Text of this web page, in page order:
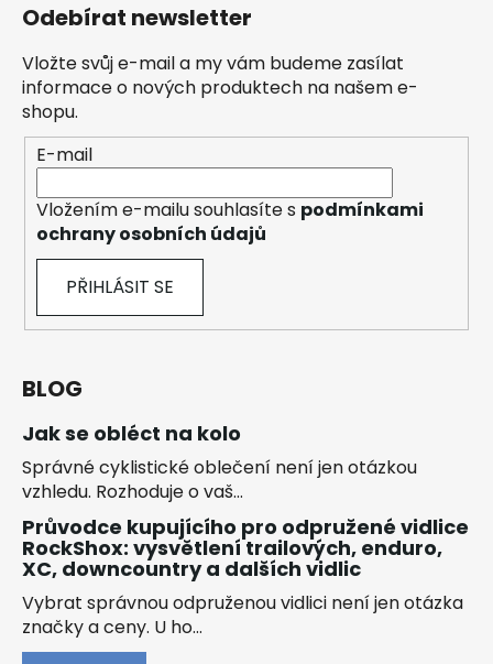
Odebírat newsletter
Vložte svůj e-mail a my vám budeme zasílat
informace o nových produktech na našem e-
shopu.
E-mail
Vložením e-mailu souhlasíte s podmínkami
ochrany osobních údajů
PŘIHLÁSIT SE
BLOG
Jak se obléct na kolo
Správné cyklistické oblečení není jen otázkou
vzhledu. Rozhoduje o vaš...
Průvodce kupujícího pro odpružené vidlice
RockShox: vysvětlení trailových, enduro,
XC, downcountry a dalších vidlic
Vybrat správnou odpruženou vidlici není jen otázka
značky a ceny. U ho...